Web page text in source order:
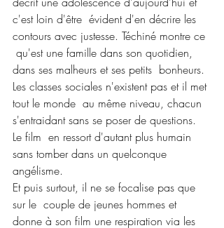
c'est loin d'être  évident d'en décrire les
contours avec justesse. Téchiné montre ce
qu'est une famille dans son quotidien,
dans ses malheurs et ses petits  bonheurs.
Les classes sociales n'existent pas et il met
tout le monde  au même niveau, chacun
s'entraidant sans se poser de questions.
Le film  en ressort d'autant plus humain
sans tomber dans un quelconque
angélisme.
Et puis surtout, il ne se focalise pas que
sur le  couple de jeunes hommes et
donne à son film une respiration via les